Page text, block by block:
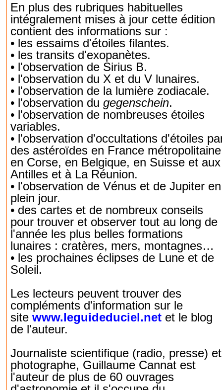
En plus des rubriques habituelles
intégralement mises à jour cette édition
contient des informations sur :
• les essaims d'étoiles filantes.
• les transits d'exopanètes.
• l'observation de Sirius B.
• l'observation du X et du V lunaires.
• l'observation de la lumière zodiacale.
• l'observation du gegenschein.
• l'observation de nombreuses étoiles
variables.
• l'observation d'occultations d'étoiles
des astéroïdes en France
en Corse, en Belgique, en Suisse et aux
Antilles et à La Réunion.
• l'observation de Vénus et de Jupiter en
plein jour.
• des cartes et de nombreux conseils
pour trouver et observer tout au long de
l'année les plus belles formations
lunaires : cratères, mers, montagnes…
• les prochaines éclipses de Lune et de
Soleil.
Les lecteurs peuvent trouver des
compléments d'information sur le
site www.leguideduciel.net et le blog
de l'auteur.
Journaliste scientifique (radio, presse) et
photographe, Guillaume Cannat est
l'auteur de plus de 60 ouvrages